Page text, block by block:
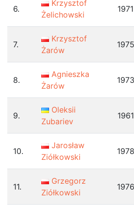
6.
Krzysztof
Żelichowski
1971
7.
Krzysztof
Żarów
1975
8.
Agnieszka
Żarów
1973
9.
Oleksii
Zubariev
1961
10.
Jarosław
Ziółkowski
1978
11.
Grzegorz
Ziółkowski
1976